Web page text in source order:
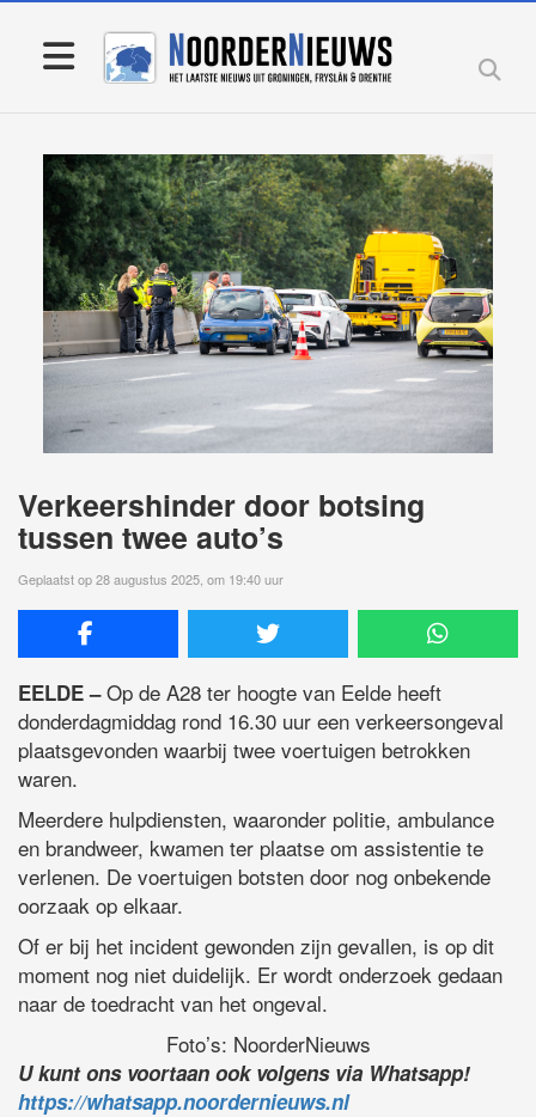
Verkeershinder door botsing
tussen twee auto’s
Geplaatst op 28 augustus 2025, om 19:40 uur
EELDE –Op de A28 ter hoogte van Eelde heeft
donderdagmiddag rond 16.30 uur een verkeersongeval
plaatsgevonden waarbij twee voertuigen betrokken
waren.
Meerdere hulpdiensten, waaronder politie, ambulance
en brandweer, kwamen ter plaatse om assistentie te
verlenen. De voertuigen botsten door nog onbekende
oorzaak op elkaar.
Of er bij het incident gewonden zijn gevallen, is op dit
moment nog niet duidelijk. Er wordt onderzoek gedaan
naar de toedracht van het ongeval.
Foto’s: NoorderNieuws
U kunt ons voortaan ook volgens via Whatsapp!
https://whatsapp.noordernieuws.nl